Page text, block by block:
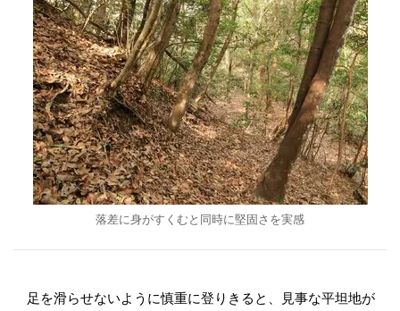
落差に身がすくむと同時に堅固さを実感
足を滑らせないように慎重に登りきると、見事な平坦地が